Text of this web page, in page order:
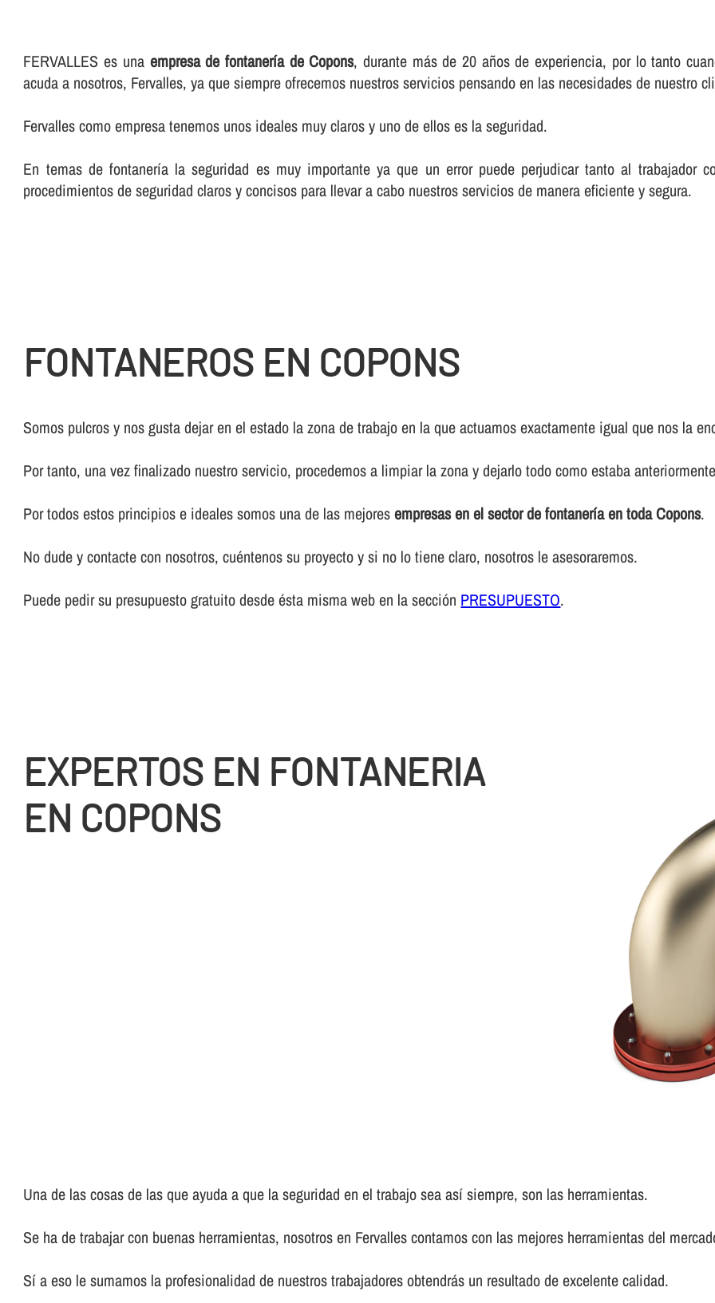
FERVALLES es una empresa de fontanerí­a de Copons, durante más de 20 años de experiencia, por lo tanto
acuda a nosotros, Fervalles, ya que siempre ofrecemos nuestros servicios pensando en las necesidades de nuestro
Fervalles como empresa tenemos unos ideales muy claros y uno de ellos es la seguridad.
En temas de fontanerí­a la seguridad es muy importante ya que un error puede perjudicar tanto al trabajador
procedimientos de seguridad claros y concisos para llevar a cabo nuestros servicios de manera eficiente y segura.
FONTANEROS EN COPONS
Somos pulcros y nos gusta dejar en el estado la zona de trabajo en la que actuamos exactamente igual que nos la
Por tanto, una vez finalizado nuestro servicio, procedemos a limpiar la zona y dejarlo todo como estaba
Por todos estos principios e ideales somos una de las mejoresempresas en el sector de fontanerí­a en toda Copons.
No dude y contacte con nosotros, cuéntenos su proyecto y si no lo tiene claro, nosotros le asesoraremos.
Puede pedir su presupuesto gratuito desde ésta misma web en la sección PRESUPUESTO.
EXPERTOS EN FONTANERIA
EN COPONS
Una de las cosas de las que ayuda a que la seguridad en el trabajo sea así­ siempre, son las herramientas.
Se ha de trabajar con buenas herramientas, nosotros en Fervalles contamos con las mejores herramientas del
Sí­ a eso le sumamos la profesionalidad de nuestros trabajadores obtendrás un resultado de excelente calidad.